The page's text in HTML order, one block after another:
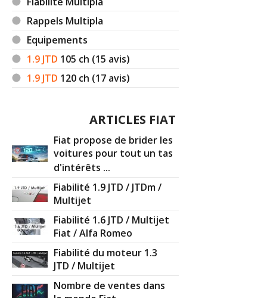
Rappels Multipla
Equipements
1.9 JTD 105 ch (15 avis)
1.9 JTD 120 ch (17 avis)
ARTICLES FIAT
Fiat propose de brider les
voitures pour tout un tas
d'intérêts ...
Fiabilité 1.9 JTD / JTDm /
Multijet
Fiabilité 1.6 JTD / Multijet
Fiat / Alfa Romeo
Fiabilité du moteur 1.3
JTD / Multijet
Nombre de ventes dans